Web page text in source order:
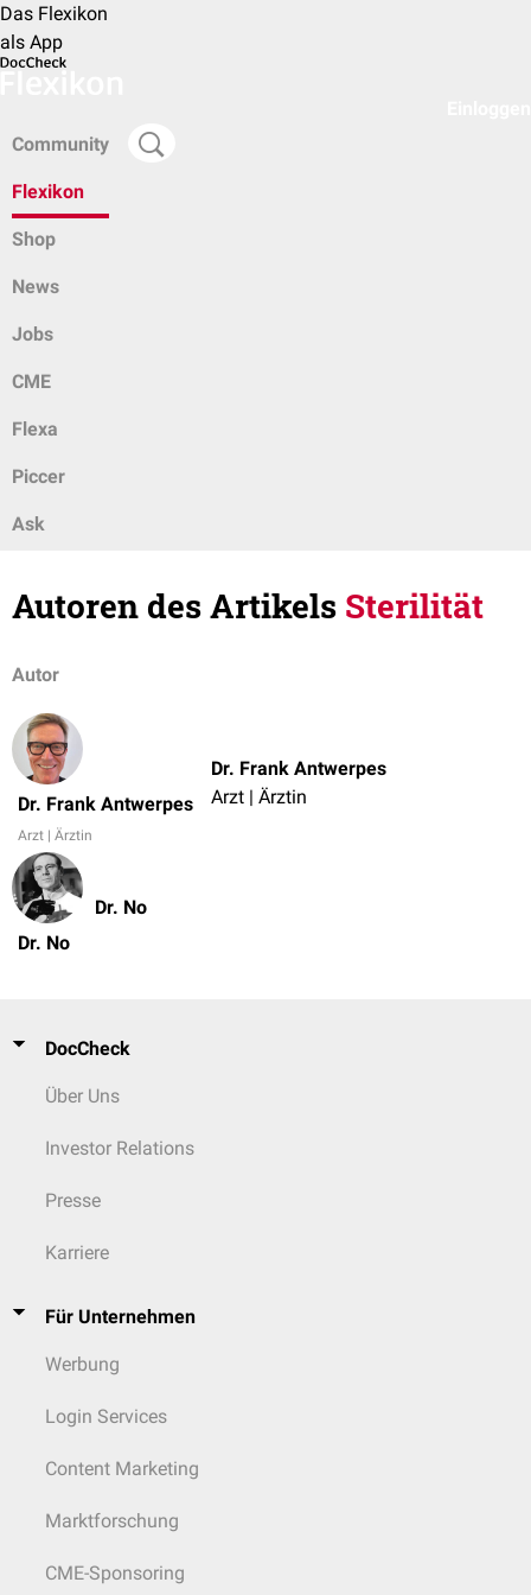
Das Flexikon
als App
Community
Flexikon
Shop
News
Jobs
CME
Flexa
Piccer
Ask
Autoren des Artikels Sterilität
Autor
Dr. Frank Antwerpes
Arzt | Ärztin
Dr. Frank Antwerpes
Arzt | Ärztin
Dr. No
Dr. No
DocCheck
Über Uns
Investor Relations
Presse
Karriere
Für Unternehmen
Werbung
Login Services
Content Marketing
Marktforschung
CME-Sponsoring